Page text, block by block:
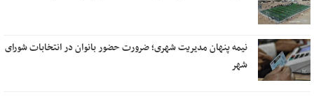
نیمه پنهان مدیریت شهری؛ ضرورت حضور بانوان در انتخابات شورای
شهر